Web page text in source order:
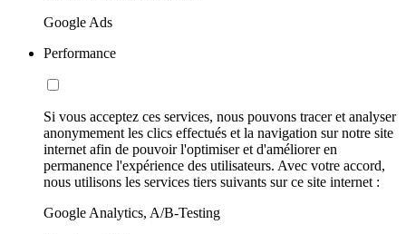
Google Ads
Performance
Si vous acceptez ces services, nous pouvons tracer et analyser
anonymement les clics effectués et la navigation sur notre site
internet afin de pouvoir l'optimiser et d'améliorer en
permanence l'expérience des utilisateurs. Avec votre accord,
nous utilisons les services tiers suivants sur ce site internet :
Google Analytics, A/B-Testing